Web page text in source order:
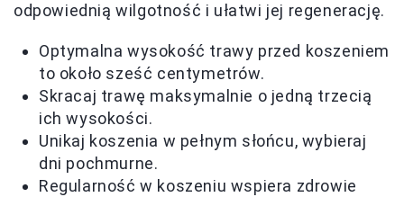
odpowiednią wilgotność i ułatwi jej regenerację.
Optymalna wysokość trawy przed koszeniem
to około sześć centymetrów.
Skracaj trawę maksymalnie o jedną trzecią
ich wysokości.
Unikaj koszenia w pełnym słońcu, wybieraj
dni pochmurne.
Regularność w koszeniu wspiera zdrowie